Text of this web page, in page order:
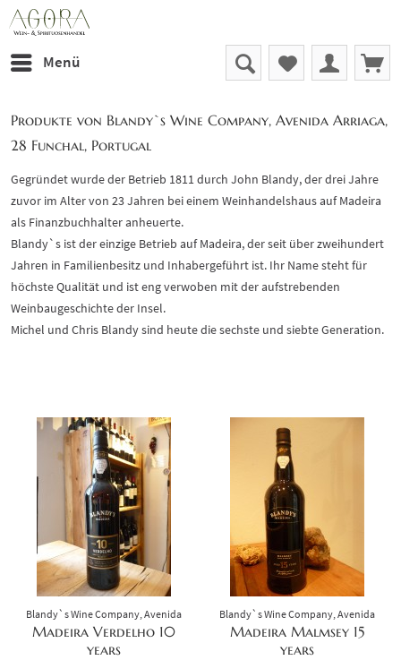
Menü
Produkte von Blandy`s Wine Company, Avenida Arriaga,
28 Funchal, Portugal
Gegründet wurde der Betrieb 1811 durch John Blandy, der drei Jahre
zuvor im Alter von 23 Jahren bei einem Weinhandelshaus auf Madeira
als Finanzbuchhalter anheuerte.
Blandy`s ist der einzige Betrieb auf Madeira, der seit über zweihundert
Jahren in Familienbesitz und Inhabergeführt ist. Ihr Name steht für
höchste Qualität und ist eng verwoben mit der aufstrebenden
Weinbaugeschichte der Insel.
Michel und Chris Blandy sind heute die sechste und siebte Generation.
Blandy`s Wine Company, Avenida
Arriaga, 28 Funchal, Portugal
Madeira Verdelho 10
years
Blandy`s Wine Company, Avenida
Arriaga, 28 Funchal, Portugal
Madeira Malmsey 15
years